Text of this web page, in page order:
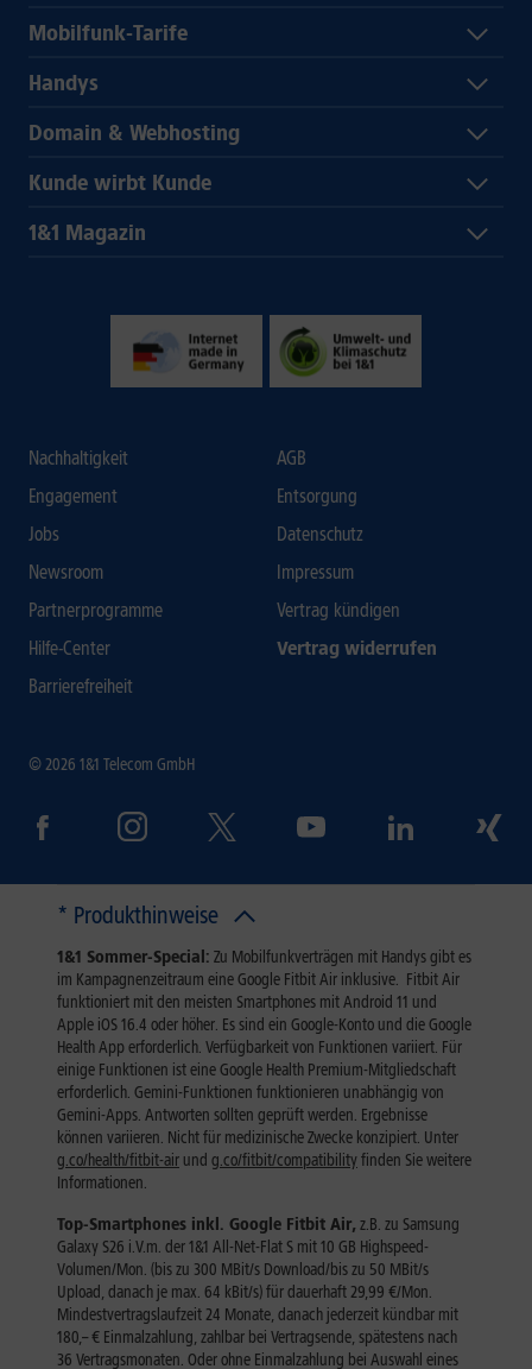
Mobilfunk-Tarife
Handys
Domain & Webhosting
Kunde wirbt Kunde
1&1 Magazin
Nachhaltigkeit
Engagement
Jobs
Newsroom
Partnerprogramme
Hilfe-Center
Barrierefreiheit
AGB
Entsorgung
Datenschutz
Impressum
Vertrag kündigen
Vertrag widerrufen
© 2026 1&1 Telecom GmbH